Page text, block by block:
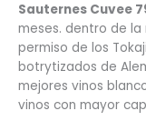
Sauternes Cuvee
meses. dentro de la
permiso de los
botrytizados de
mejores vinos
vinos con mayor